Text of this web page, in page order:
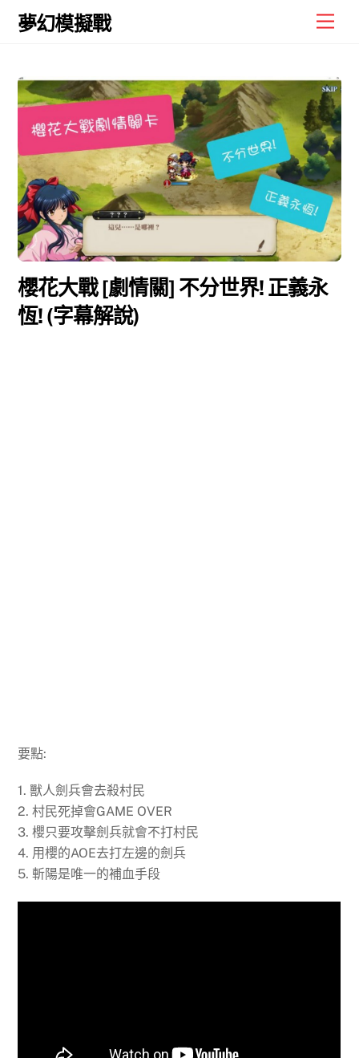
Skip
夢幻模擬戰
櫻花大戰 [劇情關] 不分世界! 正義永
恆! (字幕解說)
要點:
1. 獸人劍兵會去殺村民
2. 村民死掉會GAME OVER
3. 櫻只要攻擊劍兵就會不打村民
4. 用櫻的AOE去打左邊的劍兵
5. 斬陽是唯一的補血手段